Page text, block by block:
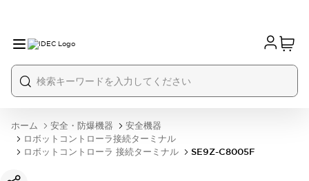
ホーム 安全・防爆機器
安全機器
ロボットコントローラ接続ターミナル
ロボットコントローラ 接続ターミナル
SE9Z-C8005F